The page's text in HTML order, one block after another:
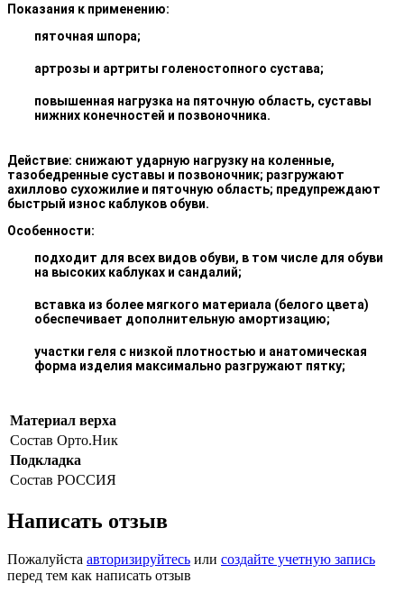
Показания к применению:
пяточная шпора;
артрозы и артриты голеностопного сустава;
повышенная нагрузка на пяточную область, суставы
нижних конечностей и позвоночника.
Действие: снижают ударную нагрузку на коленные,
тазобедренные суставы и позвоночник; разгружают
ахиллово сухожилие и пяточную область; предупреждают
быстрый износ каблуков обуви.
Особенности:
подходит для всех видов обуви, в том числе для обуви
на высоких каблуках и сандалий;
вставка из более мягкого материала (белого цвета)
обеспечивает дополнительную амортизацию;
участки геля с низкой плотностью и анатомическая
форма изделия максимально разгружают пятку;
Материал верха
Состав Орто.Ник
Подкладка
Состав РОССИЯ
Написать отзыв
Пожалуйста авторизируйтесь или создайте учетную запись
перед тем как написать отзыв